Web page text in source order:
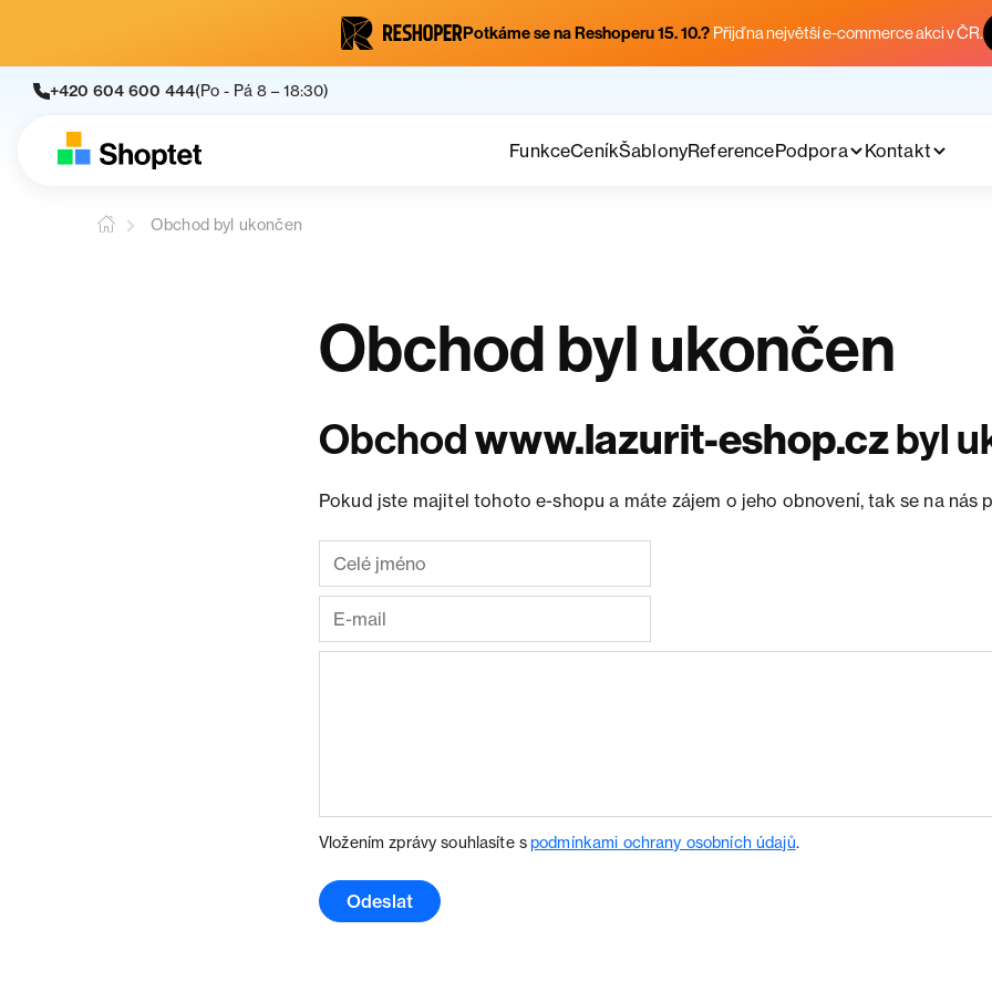
Potkáme se na Reshoperu 15. 10.? Přijď na největší e-commerce akci v ČR.
+420 604 600 444(Po - Pá 8 – 18:30)
FunkceCeníkŠablonyReferencePodpora Kontakt
Obchod byl ukončen
Obchod byl ukončen
Obchodwww.lazurit-eshop.czbyl
Pokud jste majitel tohoto e-shopu a máte zájem o jeho obnovení, tak se na nás
Vložením zprávy souhlasíte spodmínkami ochrany osobních údajů.
Odeslat